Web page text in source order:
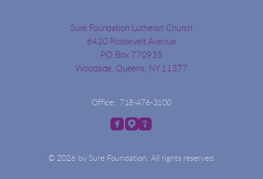
Sure Foundation Lutheran Church
6420 Roosevelt Avenue
PO Box 770935
Woodside, Queens, NY 11377
Office: 718-476-3100
 roundedfacebook
 roundedmappin

© 2026 by Sure Foundation. All rights reserved.